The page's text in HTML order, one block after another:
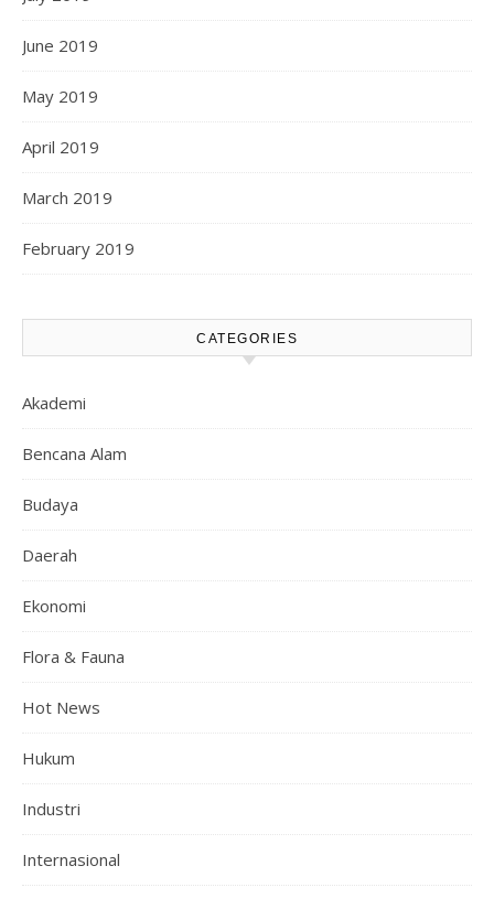
June 2019
May 2019
April 2019
March 2019
February 2019
CATEGORIES
Akademi
Bencana Alam
Budaya
Daerah
Ekonomi
Flora & Fauna
Hot News
Hukum
Industri
Internasional